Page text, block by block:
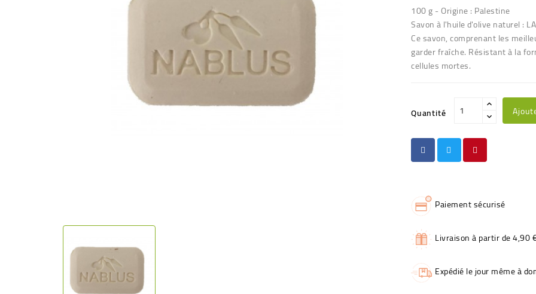
100 g - Origine : Palestine
Savon à l'huile d'olive naturel :
Ce savon, comprenant les
garder fraîche. Résistant à la
cellules mortes.
Quantité
Paiement sécurisé
Livraison à partir de 4,90
Expédié le jour même à